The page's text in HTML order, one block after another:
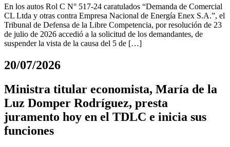
En los autos Rol C N° 517-24 caratulados “Demanda de Comercial
CL Ltda y otras contra Empresa Nacional de Energía Enex S.A.”, el
Tribunal de Defensa de la Libre Competencia, por resolución de 23
de julio de 2026 accedió a la solicitud de los demandantes, de
suspender la vista de la causa del 5 de […]
20/07/2026
Ministra titular economista, María de la
Luz Domper Rodríguez, presta
juramento hoy en el TDLC e inicia sus
funciones